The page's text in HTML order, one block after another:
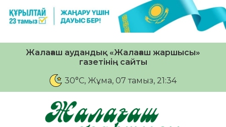
Жалағаш аудандық «Жалағаш жаршысы»
газетінің сайты
30°C, Жұма, 07 тамыз, 21:34